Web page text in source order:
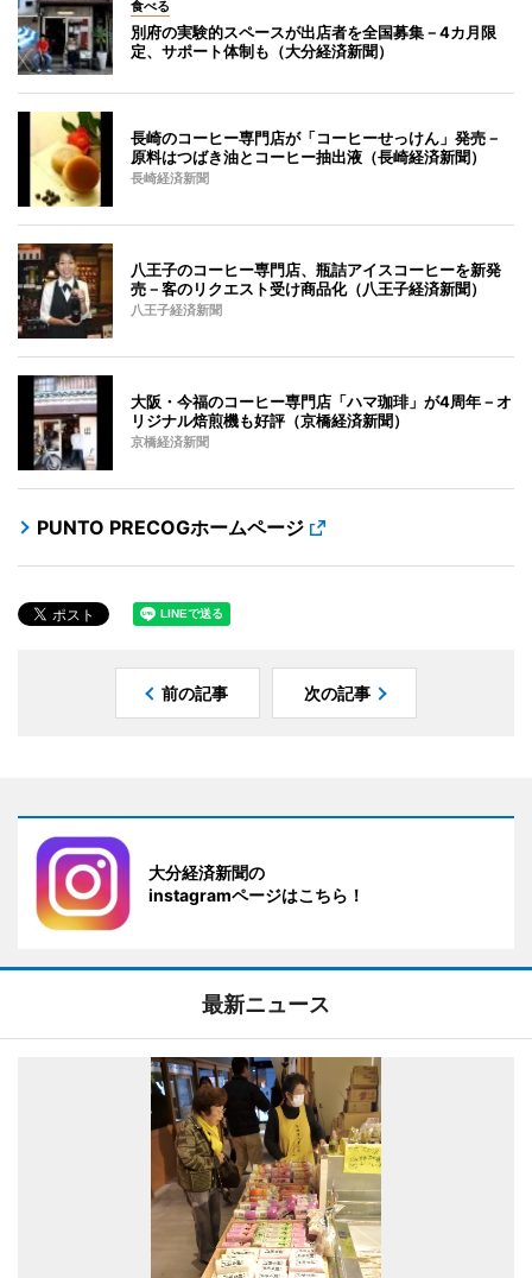
食べる
別府の実験的スペースが出店者を全国募集－4カ月限
定、サポート体制も（大分経済新聞）
長崎のコーヒー専門店が「コーヒーせっけん」発売－
原料はつばき油とコーヒー抽出液（長崎経済新聞）
長崎経済新聞
八王子のコーヒー専門店、瓶詰アイスコーヒーを新発
売－客のリクエスト受け商品化（八王子経済新聞）
八王子経済新聞
大阪・今福のコーヒー専門店「ハマ珈琲」が4周年－オ
リジナル焙煎機も好評（京橋経済新聞）
京橋経済新聞
PUNTO PRECOGホームページ
前の記事 次の記事
大分経済新聞の
instagramページはこちら！
最新ニュース